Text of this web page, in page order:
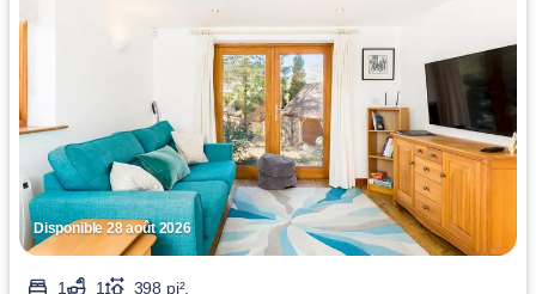
Disponible 28 août 2026
1 1
398 pi².